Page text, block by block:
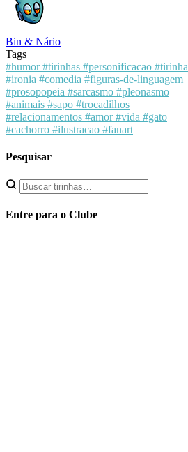
Bin & Nário
Tags
#humor#tirinhas #personificacao #tirinha
#ironia #comedia #figuras-de-linguagem
#prosopopeia #sarcasmo #pleonasmo
#animais #sapo #trocadilhos
#relacionamentos #amor#vida #gato
#cachorro #ilustracao #fanart
Pesquisar
Entre para o Clube